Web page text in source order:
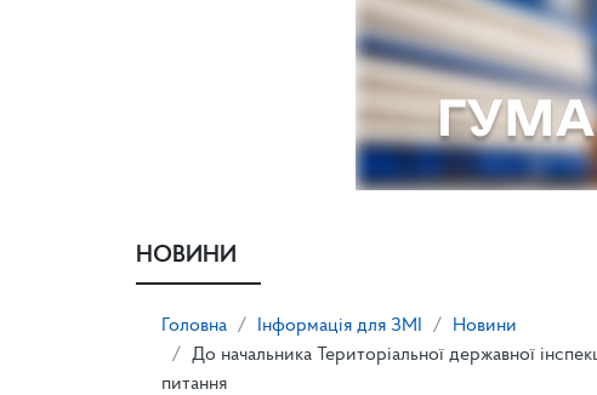
НОВИНИ
Головна Інформація для ЗМІ
Новини
До начальника Територіальної державної
питання